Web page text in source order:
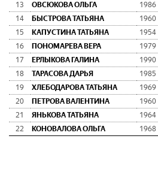
13
ОВСЮКОВА ОЛЬГА 1986
14
БЫСТРОВА ТАТЬЯНА 1960
15
КАПУСТИНА ТАТЬЯНА 1954
16
ПОНОМАРЕВА ВЕРА 1979
17
ЕРЛЫКОВА ГАЛИНА 1990
18
ТАРАСОВА ДАРЬЯ 1985
19
ХЛЕБОДАРОВА ТАТЬЯНА 1969
20
ПЕТРОВА ВАЛЕНТИНА 1960
21
ЯНЬКОВА ТАТЬЯНА 1964
22
КОНОВАЛОВА ОЛЬГА 1968